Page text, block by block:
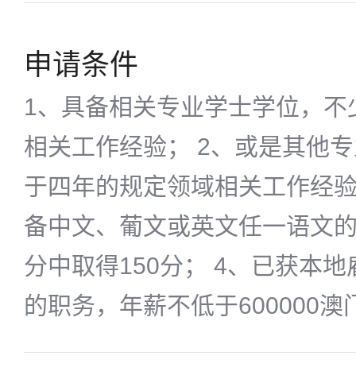
申请条件
1、具备相关专业学士学位，
相关工作经验； 2、或是其他
于四年的规定领域相关工作经
备中文、葡文或英文任一语文
分中取得150分； 4、已获本
的职务，年薪不低于600000澳